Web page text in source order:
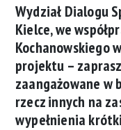
Wydział Dialogu
Kielce, we
Kochanowskiego
projektu –
zaangażowane w
rzecz innych na
wypełnienia